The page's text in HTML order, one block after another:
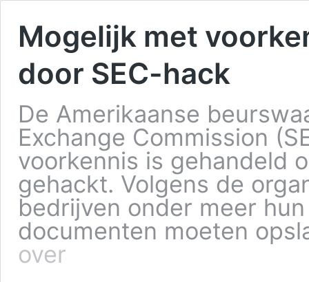
Mogelijk met
door SEC-hack
De Amerikaanse
Exchange Commission
voorkennis is gehandeld
gehackt. Volgens de
bedrijven onder meer
documenten moeten
over